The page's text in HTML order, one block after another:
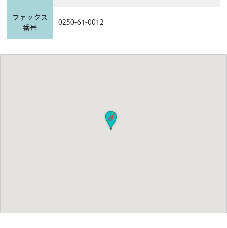
ファックス
番号
0250-61-0012